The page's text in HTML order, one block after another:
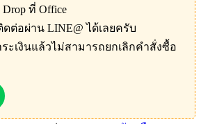
ที่ Office
ต่อผ่าน LINE@ ได้เลยครับ
ะเงินแล้วไม่สามารถยกเลิกคำสั่งซื้อ